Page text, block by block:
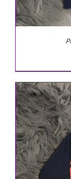
IN